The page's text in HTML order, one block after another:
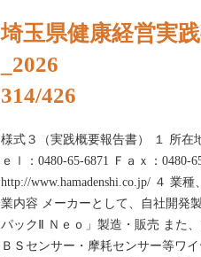
埼玉県健康経営実
_2026
314/426
様式３（実践概要報告書） １ 所在
ｅｌ：0480-65-6871 Ｆａｘ：0480-
http://www.hamadenshi.co.jp/ ４ 業
業内容 メーカーとして、自社開発
パックⅡ Ｎｅｏ」製造・販売 また
ＢＳセンサー・摩耗センサー等ワ